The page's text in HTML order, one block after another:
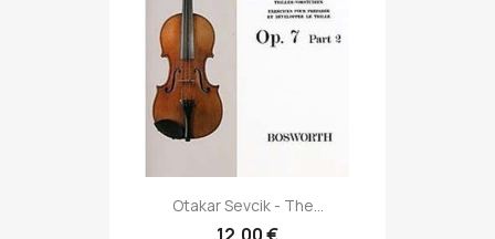
Otakar Sevcik - The...